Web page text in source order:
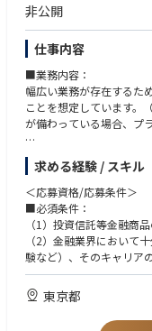
非公開
仕事内容
■業務内容：
幅広い業務が存在するた
ことを想定しています。
が備わっている場合、プ
■フロント業務の一例：
・対委託会社RM
・対販社RM・勉強会対応
・新規商品（ファンドへ
■付随業務の一例：
・営業用ピッチブックの
・新商品ローンチ等に向
かかる取り纏め
・営業推進体制の整備・
求める経験 / スキル
＜応募資格/応募条件＞
■必須条件：
（1）投資信託等金融商
（2）金融業界において
験など）、そのキャリア
と
・運用会社（国内／海外
部向け営業（営業部署
・投資信託等金融商品
東京都